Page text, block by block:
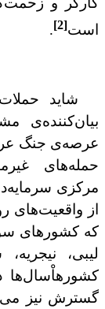
است[2]
.
شاید
بیان‌‌کننده‌ی
عرصه‌ی جنگ
حمله‌های
مرکزی
از
که کشورهای
لیبی، نیجریه،
کشورهاسال‌‌ها
گسترش نیز